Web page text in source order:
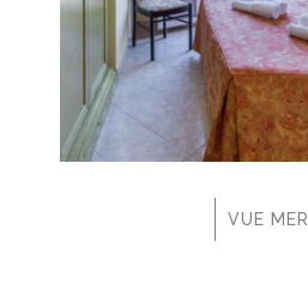
VUE MER